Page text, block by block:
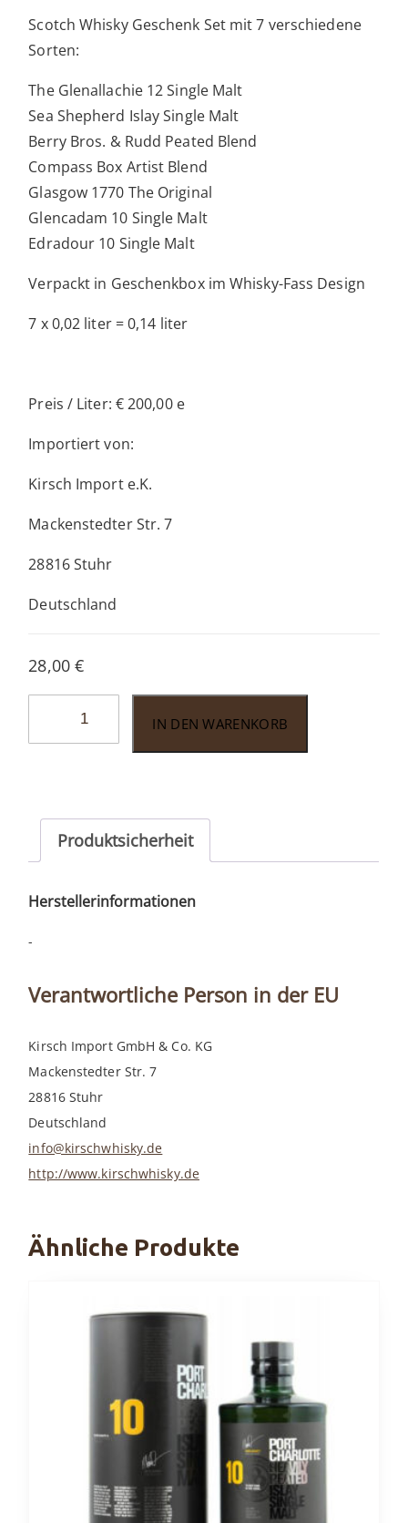
Scotch Whisky Geschenk Set mit 7 verschiedene
Sorten:
The Glenallachie 12 Single Malt
Sea Shepherd Islay Single Malt
Berry Bros. & Rudd Peated Blend
Compass Box Artist Blend
Glasgow 1770 The Original
Glencadam 10 Single Malt
Edradour 10 Single Malt
Verpackt in Geschenkbox im Whisky-Fass Design
7 x 0,02 liter = 0,14 liter
Preis / Liter: € 200,00 e
Importiert von:
Kirsch Import e.K.
Mackenstedter Str. 7
28816 Stuhr
Deutschland
28,00 €
IN DEN WARENKORB
Produktsicherheit
Herstellerinformationen
-
Verantwortliche Person in der EU
Kirsch Import GmbH & Co. KG
Mackenstedter Str. 7
28816 Stuhr
Deutschland
info@kirschwhisky.de
http://www.kirschwhisky.de
Ähnliche Produkte